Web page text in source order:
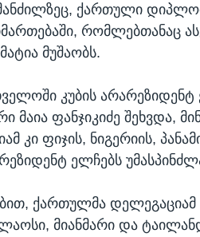
ქართული
რომლებთანაც
მუშაობს.
კუბის
მაია ფანჯიკიძე შეხვდა,
კი ფიჯის, ნიგერიის,
ელჩებს
ქართულმა
ლაოსი, მიანმარი და